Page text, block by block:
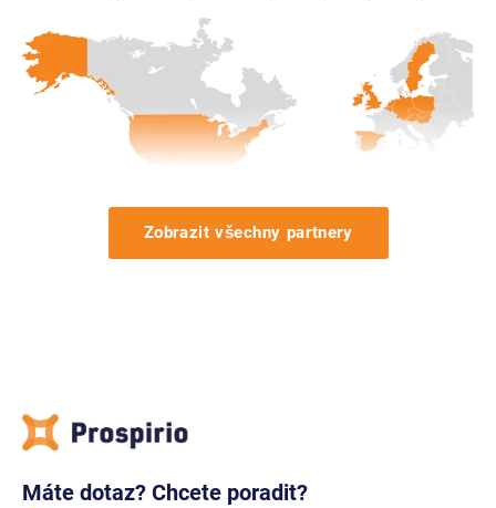
Zobrazit všechny partnery
Máte dotaz? Chcete poradit?